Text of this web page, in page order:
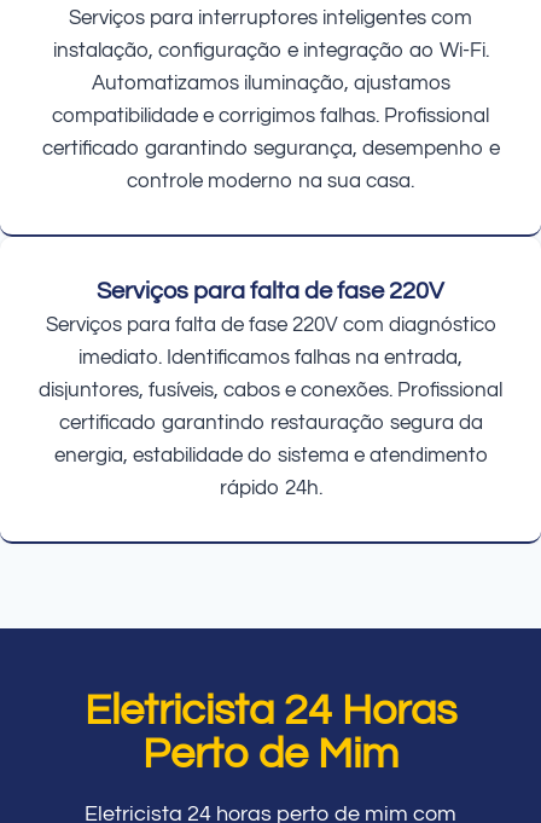
Serviços para interruptores inteligentes com
instalação, configuração e integração ao Wi-Fi.
Automatizamos iluminação, ajustamos
compatibilidade e corrigimos falhas. Profissional
certificado garantindo segurança, desempenho e
controle moderno na sua casa.
Serviços para falta de fase 220V
Serviços para falta de fase 220V com diagnóstico
imediato. Identificamos falhas na entrada,
disjuntores, fusíveis, cabos e conexões. Profissional
certificado garantindo restauração segura da
energia, estabilidade do sistema e atendimento
rápido 24h.
Eletricista 24 Horas
Perto de Mim
Eletricista 24 horas perto de mim com